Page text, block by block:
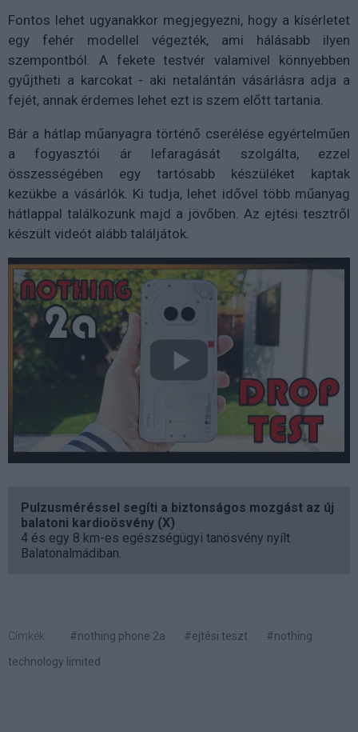
Fontos lehet ugyanakkor megjegyezni, hogy a kísérletet
egy fehér modellel végezték, ami hálásabb ilyen
szempontból. A fekete testvér valamivel könnyebben
gyűjtheti a karcokat - aki netalántán vásárlásra adja a
fejét, annak érdemes lehet ezt is szem előtt tartania.
Bár a hátlap műanyagra történő cserélése egyértelműen
a fogyasztói ár lefaragását szolgálta, ezzel
összességében egy tartósabb készüléket kaptak
kezükbe a vásárlók. Ki tudja, lehet idővel több műanyag
hátlappal találkozunk majd a jövőben. Az ejtési tesztről
készült videót alább találjátok.
Pulzusméréssel segíti a biztonságos mozgást az új
balatoni kardioösvény (X)
4 és egy 8 km-es egészségügyi tanösvény nyílt
Balatonalmádiban.
Címkék: #nothing phone 2a #ejtési teszt
#nothing
technology limited